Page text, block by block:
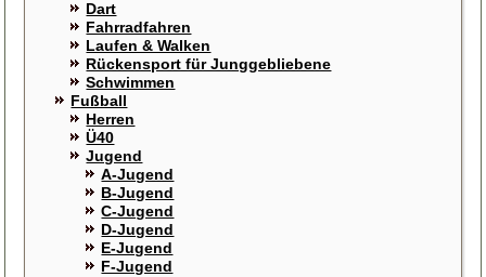
Dart
Fahrradfahren
Laufen & Walken
Rückensport für Junggebliebene
Schwimmen
Fußball
Herren
Ü40
Jugend
A-Jugend
B-Jugend
C-Jugend
D-Jugend
E-Jugend
F-Jugend